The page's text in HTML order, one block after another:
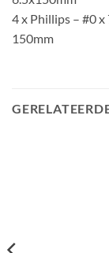
4 x Phillips – #0 x
150mm